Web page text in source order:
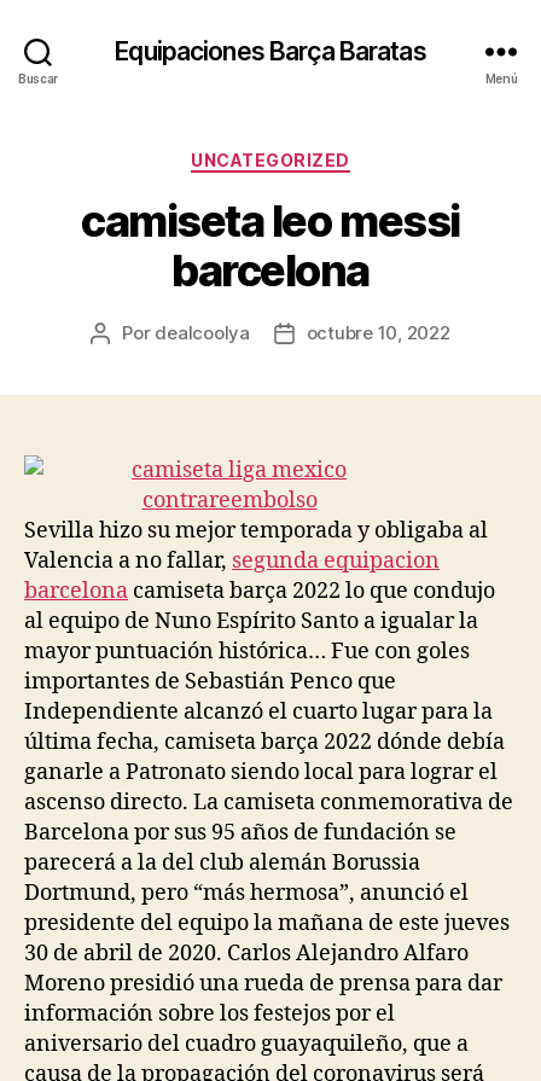
Buscar
Equipaciones Barça Baratas
Menú
Categorías
UNCATEGORIZED
camiseta leo messi
barcelona
Autor
Por dealcoolya
Fechaoctubre 10, 2022
Sevilla hizo su mejor temporada y obligaba al
Valencia a no fallar, segunda equipacion
barcelona camiseta barça 2022 lo que condujo
al equipo de Nuno Espírito Santo a igualar la
mayor puntuación histórica… Fue con goles
importantes de Sebastián Penco que
Independiente alcanzó el cuarto lugar para la
última fecha, camiseta barça 2022 dónde debía
ganarle a Patronato siendo local para lograr el
ascenso directo. La camiseta conmemorativa de
Barcelona por sus 95 años de fundación se
parecerá a la del club alemán Borussia
Dortmund, pero “más hermosa”, anunció el
presidente del equipo la mañana de este jueves
30 de abril de 2020. Carlos Alejandro Alfaro
Moreno presidió una rueda de prensa para dar
información sobre los festejos por el
aniversario del cuadro guayaquileño, que a
causa de la propagación del coronavirus será